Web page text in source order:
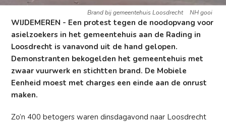
Brand bij gemeentehuis Loosdrecht NH gooi
WIJDEMEREN - Een protest tegen de noodopvang voor
asielzoekers in het gemeentehuis aan de Rading in
Loosdrecht is vanavond uit de hand gelopen.
Demonstranten bekogelden het gemeentehuis met
zwaar vuurwerk en stichtten brand. De Mobiele
Eenheid moest met charges een einde aan de onrust
maken.
Zo’n 400 betogers waren dinsdagavond naar Loosdrecht